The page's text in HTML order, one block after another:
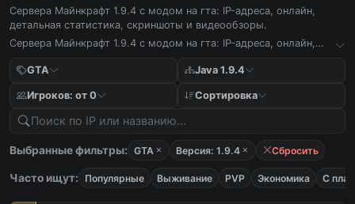
Сервера Майнкрафт 1.9.4 с модом на гта: IP-адреса, онлайн,
детальная статистика, скриншоты и видеообзоры.
Сервера Майнкрафт 1.9.4 с модом на гта: IP-адреса, онлайн,
GTA
Java 1.9.4
Игроков: от 0 Сортировка
Выбранные фильтры: GTA Версия: 1.9.4 Сбросить
Часто ищут: Популярные Выживание PVP Экономика С